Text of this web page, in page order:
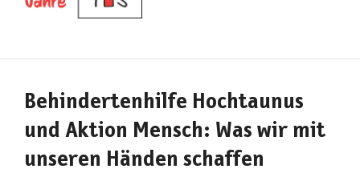
Behindertenhilfe Hochtaunus
und Aktion Mensch: Was wir mit
unseren Händen schaffen